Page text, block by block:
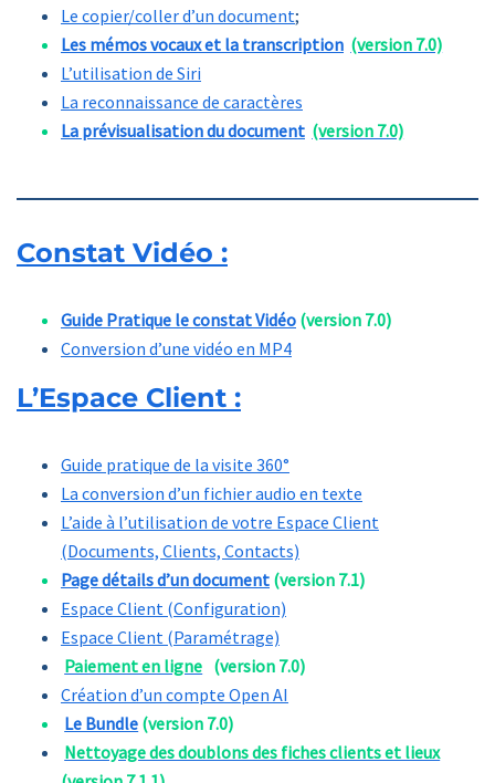
Le copier/coller d’un document;
Les mémos vocaux et la transcription (version 7.0)
L’utilisation de Siri
La reconnaissance de caractères
La prévisualisation du document (version 7.0)
Constat Vidéo :
Guide Pratique le constat Vidéo (version 7.0)
Conversion d’une vidéo en MP4
L’Espace Client :
Guide pratique de la visite 360°
La conversion d’un fichier audio en texte
L’aide à l’utilisation de votre Espace Client
(Documents, Clients, Contacts)
Page détails d’un document (version 7.1)
Espace Client (Configuration)
Espace Client (Paramétrage)
Paiement en ligne (version 7.0)
Création d’un compte Open AI
Le Bundle (version 7.0)
Nettoyage des doublons des fiches clients et lieux